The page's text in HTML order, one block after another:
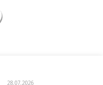
28.07.2026